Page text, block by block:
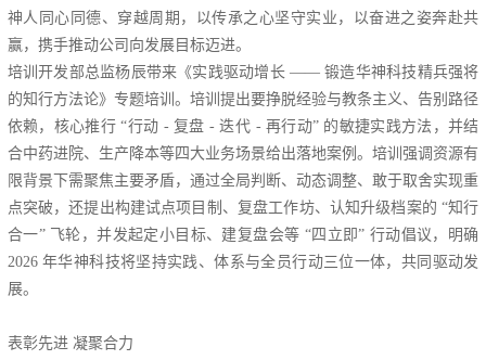
神人同心同德、穿越周期，以传承之心坚守实业，以奋进之姿奔赴共
赢，携手推动公司向发展目标迈进。
培训开发部总监杨辰带来《实践驱动增长 —— 锻造华神科技精兵强将
的知行方法论》专题培训。培训提出要挣脱经验与教条主义、告别路径
依赖，核心推行 “行动 - 复盘 - 迭代 - 再行动” 的敏捷实践方法，并结
合中药进院、生产降本等四大业务场景给出落地案例。培训强调资源有
限背景下需聚焦主要矛盾，通过全局判断、动态调整、敢于取舍实现重
点突破，还提出构建试点项目制、复盘工作坊、认知升级档案的 “知行
合一” 飞轮，并发起定小目标、建复盘会等 “四立即” 行动倡议，明确
2026 年华神科技将坚持实践、体系与全员行动三位一体，共同驱动发
展。
表彰先进 凝聚合力